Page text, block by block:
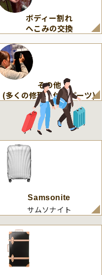
ボディー割れ
へこみの交換
その他
(多くの修理・付属パーツ)
Samsonite
サムソナイト